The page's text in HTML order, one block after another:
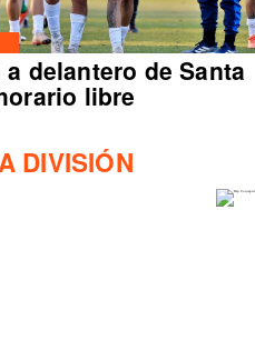
a delantero de Santa
libre
DIVISIÓN